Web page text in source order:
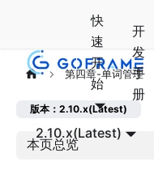
快
速
开
始
开
发
手
册
2.10.x(Latest)
第四章-单词管理
版本：2.10.x(Latest)
本页总览